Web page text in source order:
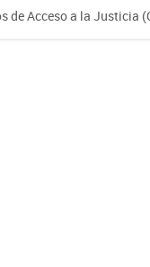
de Acceso a la Justicia